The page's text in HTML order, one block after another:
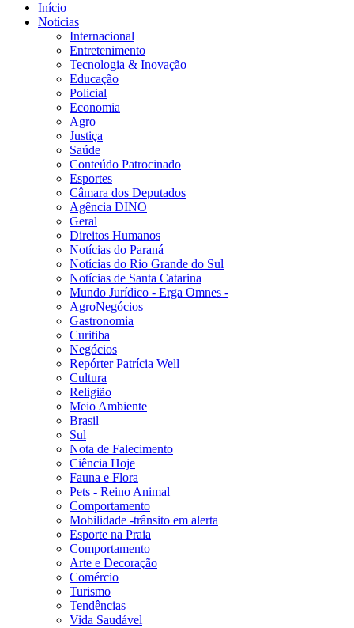
Início
Notícias
Internacional
Entretenimento
Tecnologia & Inovação
Educação
Policial
Economia
Agro
Justiça
Saúde
Conteúdo Patrocinado
Esportes
Câmara dos Deputados
Agência DINO
Geral
Direitos Humanos
Notícias do Paraná
Notícias do Rio Grande do Sul
Notícias de Santa Catarina
Mundo Jurídico - Erga Omnes -
AgroNegócios
Gastronomia
Curitiba
Negócios
Repórter Patrícia Well
Cultura
Religião
Meio Ambiente
Brasil
Sul
Nota de Falecimento
Ciência Hoje
Fauna e Flora
Pets - Reino Animal
Comportamento
Mobilidade -trânsito em alerta
Esporte na Praia
Comportamento
Arte e Decoração
Comércio
Turismo
Tendências
Vida Saudável